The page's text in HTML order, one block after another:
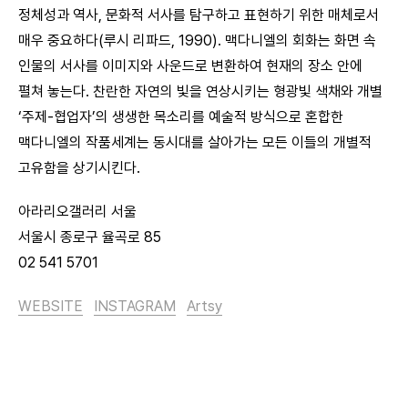
정체성과 역사, 문화적 서사를 탐구하고 표현하기 위한 매체로서
매우 중요하다(루시 리파드, 1990). 맥다니엘의 회화는 화면 속
인물의 서사를 이미지와 사운드로 변환하여 현재의 장소 안에
펼쳐 놓는다. 찬란한 자연의 빛을 연상시키는 형광빛 색채와 개별
‘주제-협업자’의 생생한 목소리를 예술적 방식으로 혼합한
맥다니엘의 작품세계는 동시대를 살아가는 모든 이들의 개별적
고유함을 상기시킨다.
아라리오갤러리 서울
서울시 종로구 율곡로 85
02 541 5701
WEBSITE INSTAGRAM Artsy